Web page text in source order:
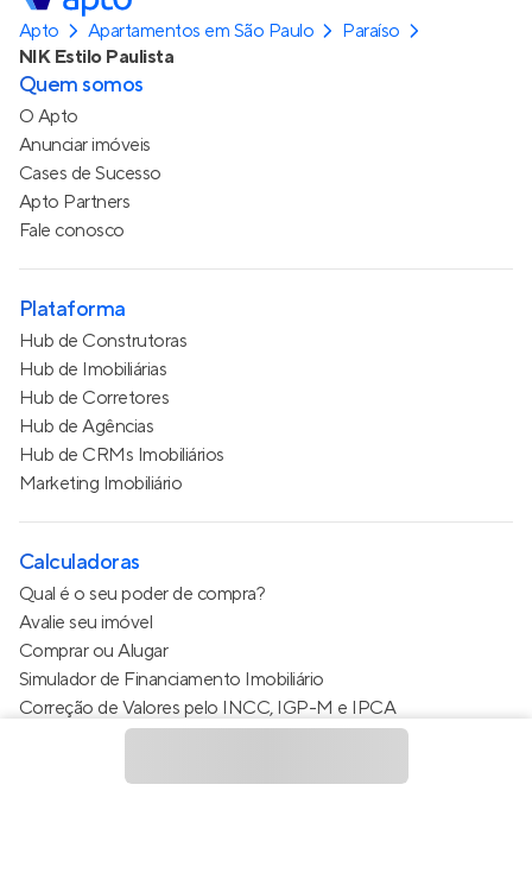
Apto Apartamentos em São Paulo
Paraíso
NIK Estilo Paulista
Quem somos
O Apto
Anunciar imóveis
Cases de Sucesso
Apto Partners
Fale conosco
Plataforma
Hub de Construtoras
Hub de Imobiliárias
Hub de Corretores
Hub de Agências
Hub de CRMs Imobiliários
Marketing Imobiliário
Calculadoras
Qual é o seu poder de compra?
Avalie seu imóvel
Comprar ou Alugar
Simulador de Financiamento Imobiliário
Correção de Valores pelo INCC, IGP-M e IPCA
Estimativa de valor do condomínio